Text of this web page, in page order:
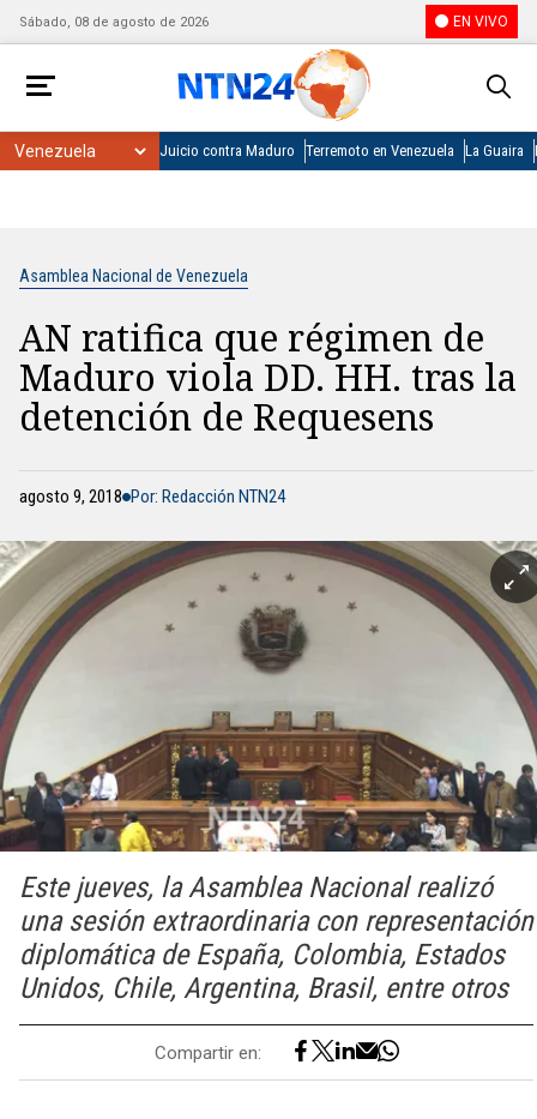
Sábado, 08 de agosto de 2026 EN VIVO
Juicio contra Maduro Terremoto en Venezuela La Guaira
Asamblea Nacional de Venezuela
AN ratifica que régimen de
Maduro viola DD. HH. tras la
detención de Requesens
agosto 9, 2018 Por: Redacción NTN24
Este jueves, la Asamblea Nacional realizó
una sesión extraordinaria con representación
diplomática de España, Colombia, Estados
Unidos, Chile, Argentina, Brasil, entre otros
Compartir en: